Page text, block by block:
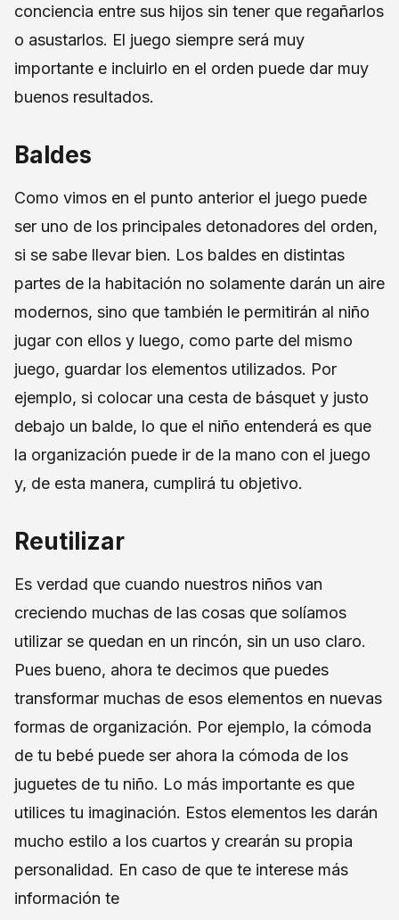
conciencia entre sus hijos sin tener que regañarlos
o asustarlos. El juego siempre será muy
importante e incluirlo en el orden puede dar muy
buenos resultados.
Baldes
Como vimos en el punto anterior el juego puede
ser uno de los principales detonadores del orden,
si se sabe llevar bien. Los baldes en distintas
partes de la habitación no solamente darán un aire
modernos, sino que también le permitirán al niño
jugar con ellos y luego, como parte del mismo
juego, guardar los elementos utilizados. Por
ejemplo, si colocar una cesta de básquet y justo
debajo un balde, lo que el niño entenderá es que
la organización puede ir de la mano con el juego
y, de esta manera, cumplirá tu objetivo.
Reutilizar
Es verdad que cuando nuestros niños van
creciendo muchas de las cosas que solíamos
utilizar se quedan en un rincón, sin un uso claro.
Pues bueno, ahora te decimos que puedes
transformar muchas de esos elementos en nuevas
formas de organización. Por ejemplo, la cómoda
de tu bebé puede ser ahora la cómoda de los
juguetes de tu niño. Lo más importante es que
utilices tu imaginación. Estos elementos les darán
mucho estilo a los cuartos y crearán su propia
personalidad. En caso de que te interese más
información te